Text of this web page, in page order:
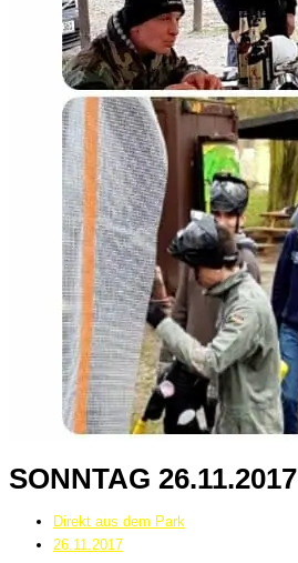
SONNTAG 26.11.2017
Direkt aus dem Park
26.11.2017